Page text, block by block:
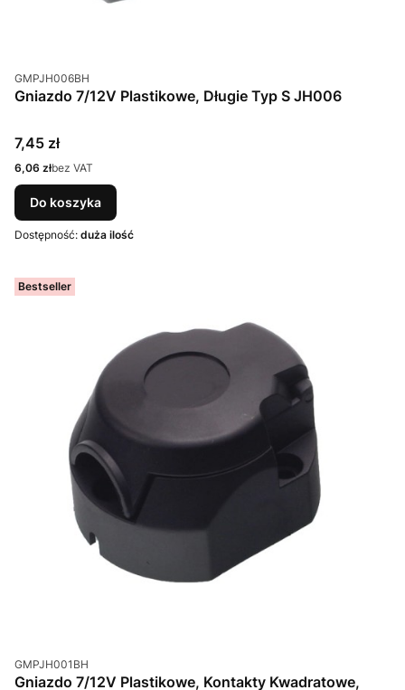
Kod produktu
GMPJH006BH
Gniazdo 7/12V Plastikowe, Długie Typ S JH006
Cena
7,45 zł
Cena
6,06 złbez VAT
Do koszyka
Dostępność: duża ilość
Bestseller
Kod produktu
GMPJH001BH
Gniazdo 7/12V Plastikowe, Kontakty Kwadratowe,